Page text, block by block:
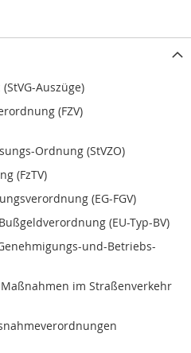
Auszüge)
(FZV)
Ordnung (StVZO)
(FzTV)
(EG-FGV)
(EU-Typ-BV)
und-Betriebs-
im Straßenverkehr